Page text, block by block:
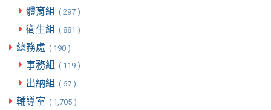
體育組 ( 297 )
衛生組 ( 881 )
總務處 ( 190 )
事務組 ( 119 )
出納組 ( 67 )
輔導室 ( 1,705 )